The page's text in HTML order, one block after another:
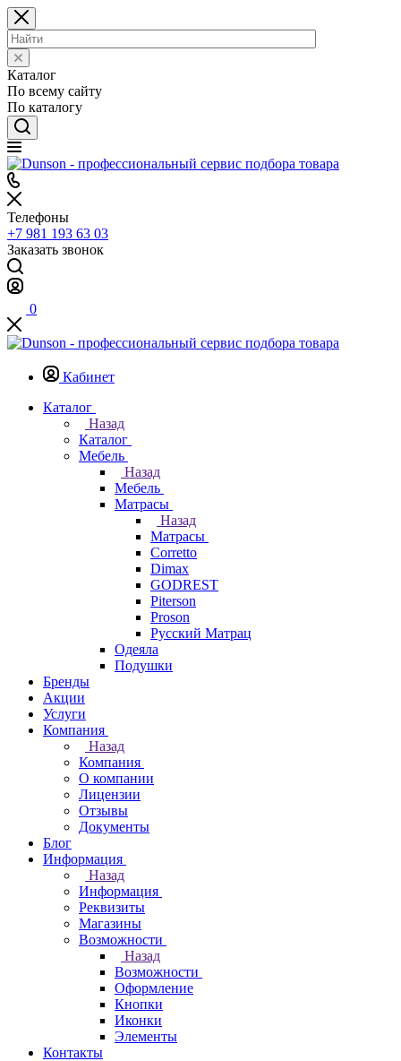
Каталог
По всему сайту
По каталогу
Телефоны
+7 981 193 63 03
Заказать звонок
0
Кабинет
Каталог
Назад
Каталог
Мебель
Назад
Мебель
Матрасы
Назад
Матрасы
Corretto
Dimax
GODREST
Piterson
Proson
Русский Матрац
Одеяла
Подушки
Бренды
Акции
Услуги
Компания
Назад
Компания
О компании
Лицензии
Отзывы
Документы
Блог
Информация
Назад
Информация
Реквизиты
Магазины
Возможности
Назад
Возможности
Оформление
Кнопки
Иконки
Элементы
Контакты